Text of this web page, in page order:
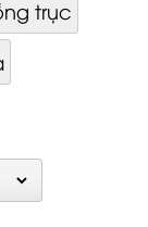
trục